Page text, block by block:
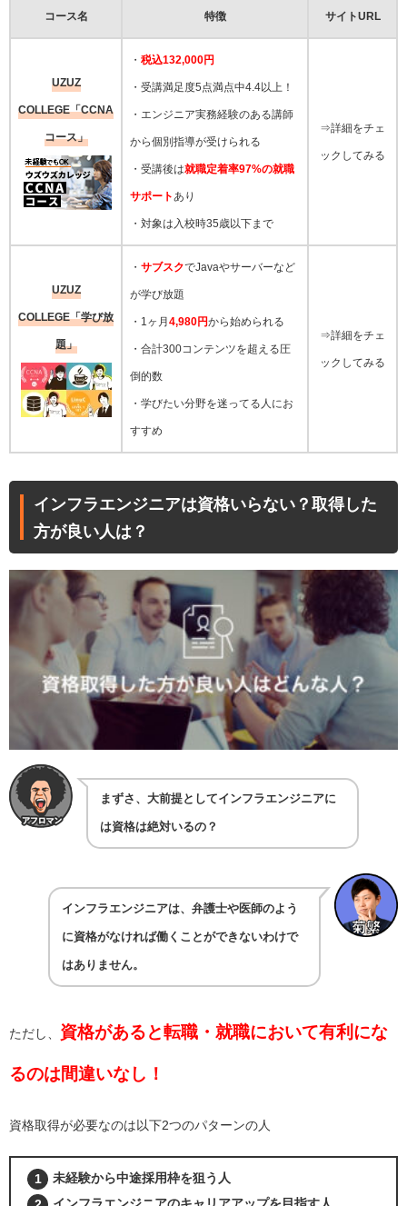
コース名 特徴 サイトURL
UZUZ
COLLEGE「CCNA
コース」
・ 税込132,000円
・受講満足度5点満点中4.4以上！
・エンジニア実務経験のある講師
から個別指導が受けられる
・受講後は就職定着率97%の就職
サポートあり
・対象は入校時35歳以下まで
⇒詳細をチェ
ックしてみる
UZUZ
COLLEGE「学び放
題」
・ サブスクでJavaやサーバーなど
が学び放題
・1ヶ月 4,980円から始められる
・合計300コンテンツを超える圧
倒的数
・学びたい分野を迷ってる人にお
すすめ
⇒詳細をチェ
ックしてみる
インフラエンジニアは資格いらない？取得した
方が良い人は？
まずさ、大前提としてインフラエンジニアに
は資格は絶対いるの？
インフラエンジニアは、弁護士や医師のよう
に資格がなければ働くことができないわけで
はありません。
ただし、 資格があると転職・就職において有利にな
るのは間違いなし！
資格取得が必要なのは以下2つのパターンの人
未経験から中途採用枠を狙う人